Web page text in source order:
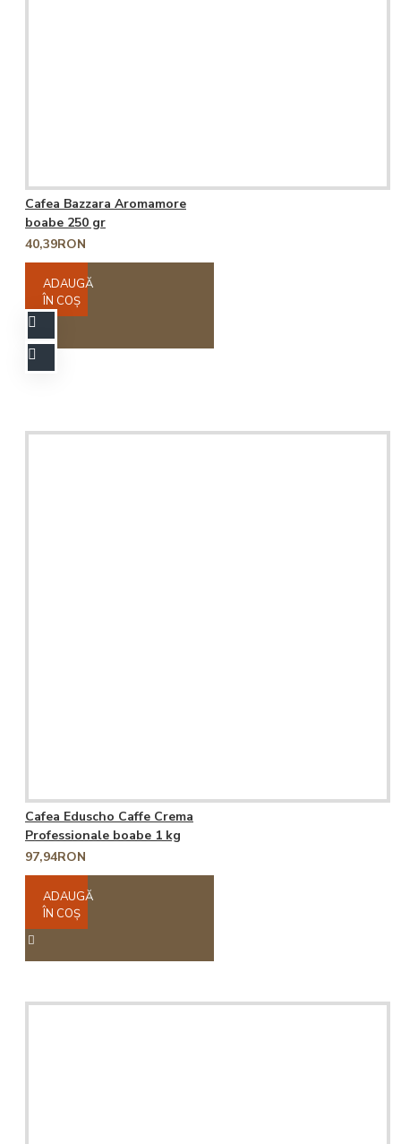
Cafea Bazzara Aromamore
boabe 250 gr
40,39RON
ADAUGĂ
ÎN COŞ
Cafea Eduscho Caffe Crema
Professionale boabe 1 kg
97,94RON
ADAUGĂ
ÎN COŞ